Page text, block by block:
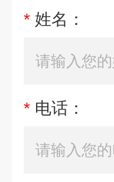
* 姓名：
* 电话：